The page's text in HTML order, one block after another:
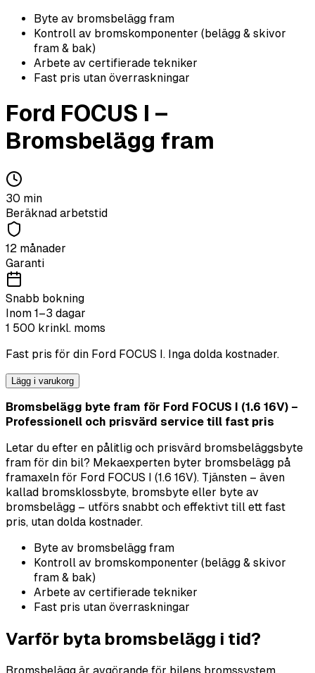
Byte av bromsbelägg fram
Kontroll av bromskomponenter (belägg & skivor
fram & bak)
Arbete av certifierade tekniker
Fast pris utan överraskningar
Ford FOCUS I –
Bromsbelägg fram
30 min
Beräknad arbetstid
12 månader
Garanti
Snabb bokning
Inom 1–3 dagar
1 500 krinkl. moms
Fast pris för din Ford FOCUS I. Inga dolda kostnader.
Lägg i varukorg
Bromsbelägg byte fram för Ford FOCUS I (1.6 16V) –
Professionell och prisvärd service till fast pris
Letar du efter en pålitlig och prisvärd bromsbeläggsbyte
fram för din bil? Mekaexperten byter bromsbelägg på
framaxeln för Ford FOCUS I (1.6 16V). Tjänsten – även
kallad bromsklossbyte, bromsbyte eller byte av
bromsbelägg – utförs snabbt och effektivt till ett fast
pris, utan dolda kostnader.
Byte av bromsbelägg fram
Kontroll av bromskomponenter (belägg & skivor
fram & bak)
Arbete av certifierade tekniker
Fast pris utan överraskningar
Varför byta bromsbelägg i tid?
Bromsbelägg är avgörande för bilens bromssystem.